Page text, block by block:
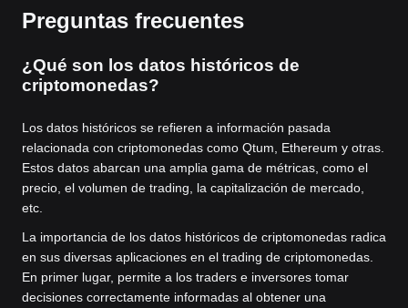
Preguntas frecuentes
¿Qué son los datos históricos de
criptomonedas?
Los datos históricos se refieren a información pasada
relacionada con criptomonedas como Qtum, Ethereum y otras.
Estos datos abarcan una amplia gama de métricas, como el
precio, el volumen de trading, la capitalización de mercado,
etc.
La importancia de los datos históricos de criptomonedas radica
en sus diversas aplicaciones en el trading de criptomonedas.
En primer lugar, permite a los traders e inversores tomar
decisiones correctamente informadas al obtener una